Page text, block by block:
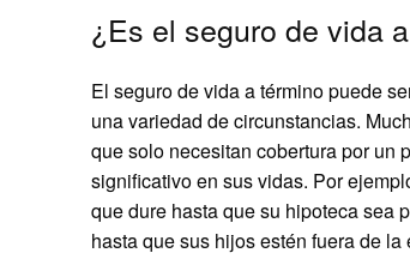
¿Es el seguro de vida
El seguro de vida a término puede
una variedad de circunstancias.
que solo necesitan cobertura por un
significativo en sus vidas. Por
que dure hasta que su hipoteca sea
hasta que sus hijos estén fuera de